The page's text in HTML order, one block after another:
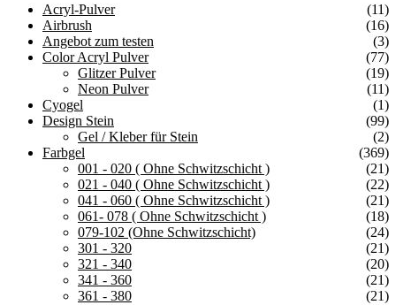
Acryl-Pulver
(11)
Airbrush
(16)
Angebot zum testen
(3)
Color Acryl Pulver
(77)
Glitzer Pulver
(19)
Neon Pulver
(11)
Cyogel
(1)
Design Stein
(99)
Gel / Kleber für Stein
(2)
Farbgel
(369)
001 - 020 ( Ohne Schwitzschicht )
(21)
021 - 040 ( Ohne Schwitzschicht )
(22)
041 - 060 ( Ohne Schwitzschicht )
(21)
061- 078 ( Ohne Schwitzschicht )
(18)
079-102 (Ohne Schwitzschicht)
(24)
301 - 320
(21)
321 - 340
(20)
341 - 360
(21)
361 - 380
(21)